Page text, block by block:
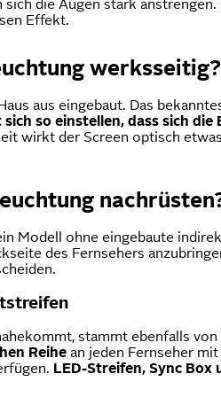
die Augen stark
Effekt.
werksseitig?
aus eingebaut. Das
sich so einstellen, dass sich
wirkt der Screen optisch
Modell ohne eingebaute
des Fernsehers
stammt ebenfalls
Reihe an jeden Fernseher
LED-Streifen, Sync Box